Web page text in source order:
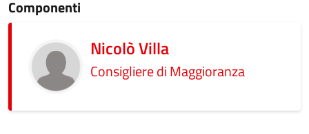
Componenti
Nicolò Villa
Consigliere di Maggioranza